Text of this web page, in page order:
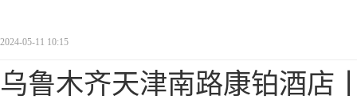
2024-05-11 10:15
乌鲁木齐天津南路康铂酒店